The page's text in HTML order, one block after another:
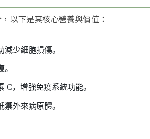
以下是其核心營養與價值：
少細胞損傷。
C，增強免疫系統功能。
外來病原體。